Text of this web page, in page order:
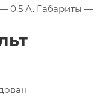
0.5 А. Габариты —